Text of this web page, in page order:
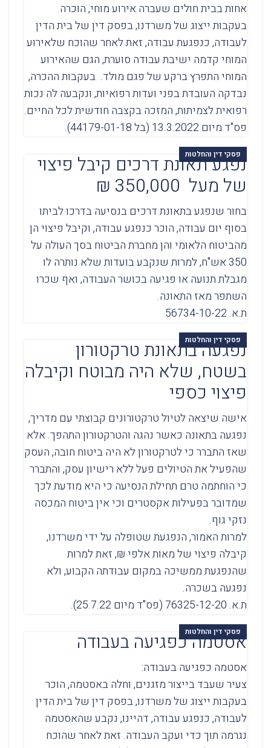
אחות בבית חולים שעברה אירוע מוחי, הוכרה
בעקבות ייצוג של משרדנו, בפסק דין של בית הדין
לעבודה, כנפגעת עבודה, זאת לאחר שהוכח שלאירוע
המוחי קדמה ישיבת עבודה סוערת, הגם שהאירוע
המוחי התפרץ ברקע של פגם מולד. בעקבות ההכרה,
נבדקה העובדת בפני ועדות רפואיות, ונקבעה לה נכות
רפואית לצמיתות, המזכה בקצבה חודשית לכל החיים.
פס"ד מיום 13.3.2022 (בל 44179-01-18).
פסקי דין והחלטות
נפגע תאונת דרכים קיבל פיצוי
של מעל 350,000 ₪
בחור שנפגע בתאונת דרכים בנסיעה בדרכו לביתו
בסוף יום עבודה, הוכר כנפגע עבודה, וקיבל פיצוי הן
מהביטוח הלאומי והן מחברת הביטוח בסך העולה על
350 אש"ח, למרות שנקבע בועדות שלא נותרה לו
מגבלת תנועה או פגיעה בכושר העבודה, ואף שכרו
השתפר מאז התאונה.
ת.א. 56734-10-22
פסקי דין והחלטות
נפגעה בתאונת טרקטורון
בשטח, שלא היה מבוטח וקיבלה
פיצוי כספי
אישה שיצאה לטיול טרקטורונים קבוצתי עם מדריך,
נפגעה בתאונה כאשר נהגה והטרקטורון התהפך. אלא
שאז התברר כי לטרקטורון לא היה ביטוח חובה, העסק
שהפעיל את הטיולים פעל ללא רישיון עסק, והתברר
כי הוחתמה טרם תחילת הנסיעה כי היא מודעת לכך
שמדובר בפעילות אקסטרים וכי אין ביטוח המכסה
נזקי גוף.
למרות האמור, הנפגעת שטופלה על ידי משרדנו,
קיבלה פיצוי של מאות אלפי ₪, זאת למרות
שהנפגעת ממשיכה במקום עבודתה הקבוע, ולא
נפגעה בשכרה.
ת.א. 76325-12-20 (פס"ד מיום 25.7.22).
פסקי דין והחלטות
אסטמה כפגיעה בעבודה
אסטמה כפגיעה בעבודה:
צעיר שעבד בייצור מזגנים, וחלה באסטמה, הוכר
בעקבות ייצוג של משרדנו, בפסק דין של בית הדין
לעבודה, כנפגע עבודה, דהיינו, נקבע שהאסטמה
נגרמה תוך כדי ועקב העבודה. זאת לאחר שהוכח